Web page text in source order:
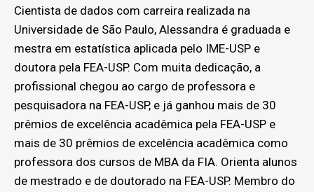
Cientista de dados com carreira realizada na
Universidade de São Paulo, Alessandra é graduada e
mestra em estatística aplicada pelo IME-USP e
doutora pela FEA-USP. Com muita dedicação, a
profissional chegou ao cargo de professora e
pesquisadora na FEA-USP, e já ganhou mais de 30
prêmios de excelência acadêmica pela FEA-USP e
mais de 30 prêmios de excelência acadêmica como
professora dos cursos de MBA da FIA. Orienta alunos
de mestrado e de doutorado na FEA-USP. Membro do